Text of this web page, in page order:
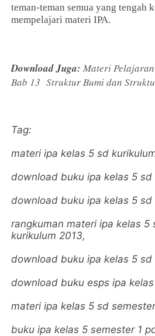
teman-teman semua yang tengah
mempelajari materi IPA.
Download Juga: Materi
Bab 13 Struktur Bumi dan
Tag:
materi ipa kelas 5 sd
download buku ipa kelas 5
download buku ipa kelas 5 sd
rangkuman materi ipa kelas 5
kurikulum 2013,
download buku ipa kelas 5 sd
download buku esps ipa
materi ipa kelas 5 sd
buku ipa kelas 5 semester 1